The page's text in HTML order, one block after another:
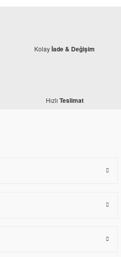
Kolayİade & Değişim
Hızlı Teslimat